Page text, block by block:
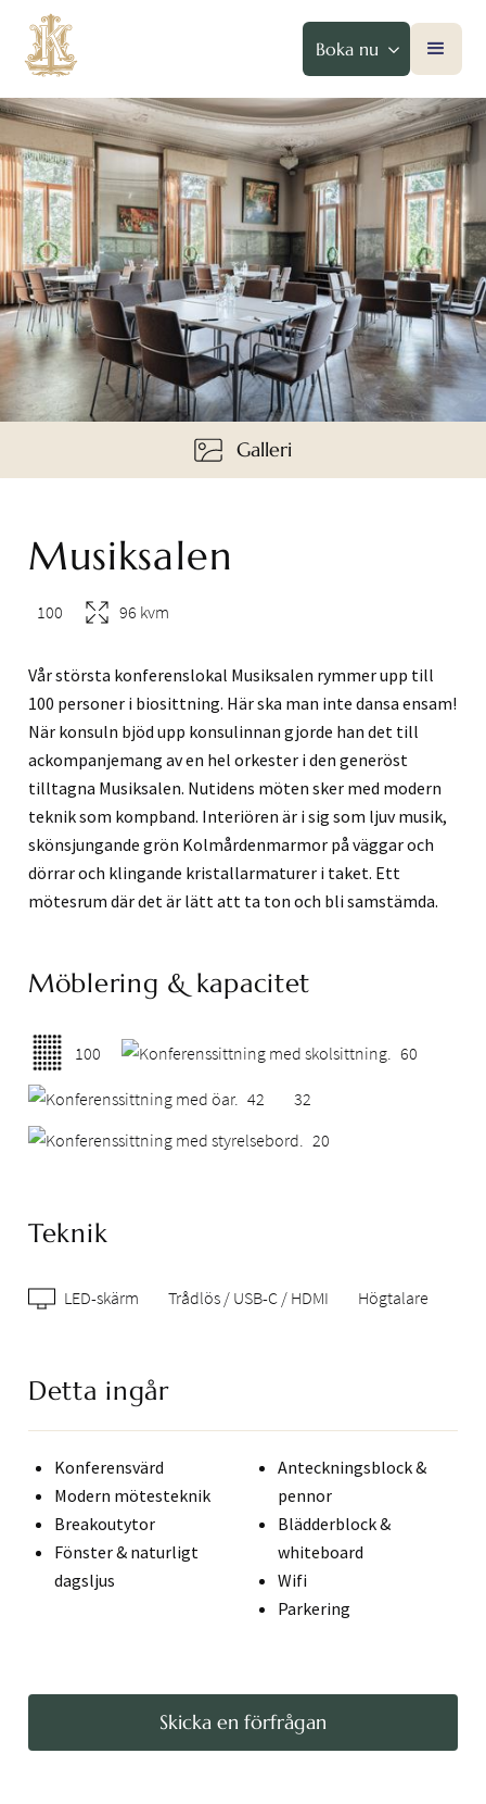
Boka nu
Galleri
Musiksalen
100 96 kvm
Vår största konferenslokal Musiksalen rymmer upp till
100 personer i biosittning. Här ska man inte dansa ensam!
När konsuln bjöd upp konsulinnan gjorde han det till
ackompanjemang av en hel orkester i den generöst
tilltagna Musiksalen. Nutidens möten sker med modern
teknik som kompband. Interiören är i sig som ljuv musik,
skönsjungande grön Kolmårdenmarmor på väggar och
dörrar och klingande kristallarmaturer i taket. Ett
mötesrum där det är lätt att ta ton och bli samstämda.
Möblering & kapacitet
100 60
42
32
20
Teknik
LED-skärm Trådlös / USB-C / HDMI Högtalare
Detta ingår
Konferensvärd
Modern mötesteknik
Breakoutytor
Fönster & naturligt
dagsljus
Anteckningsblock &
pennor
Blädderblock &
whiteboard
Wifi
Parkering
Skicka en förfrågan